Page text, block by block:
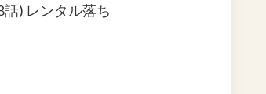
) レンタル落ち